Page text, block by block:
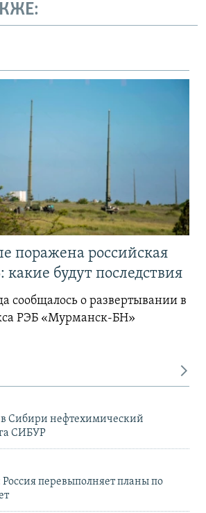
поражена российская
какие будут последствия
сообщалось о развертывании в
РЭБ «Мурманск-БН»
Сибири нефтехимический
СИБУР
перевыполняет планы по